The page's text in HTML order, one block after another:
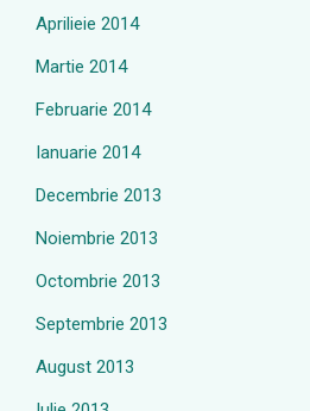
Aprilieie 2014
Martie 2014
Februarie 2014
Ianuarie 2014
Decembrie 2013
Noiembrie 2013
Octombrie 2013
Septembrie 2013
August 2013